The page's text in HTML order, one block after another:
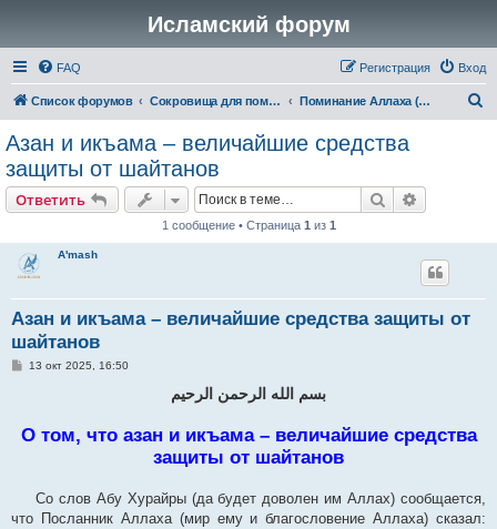
Исламский форум
FAQ Вход
Регистрация
Список форумов Сокровища для поминающих Аллаха (зикр, ду'а) Поминание Аллаха (зикр)
Азан и икъама – величайшие средства
защиты от шайтанов
Ответить Поиск
1 сообщение • Страница 1 из 1
A'mash
Азан и икъама – величайшие средства защиты от
шайтанов
С
е
н
13 окт 2025, 16:50
بسم الله الرحمن الرحيم
О том, что азан и икъама – величайшие средства
защиты от шайтанов
Со слов Абу Хурайры (да будет доволен им Аллах) сообщается,
что Посланник Аллаха (мир ему и благословение Аллаха) сказал: